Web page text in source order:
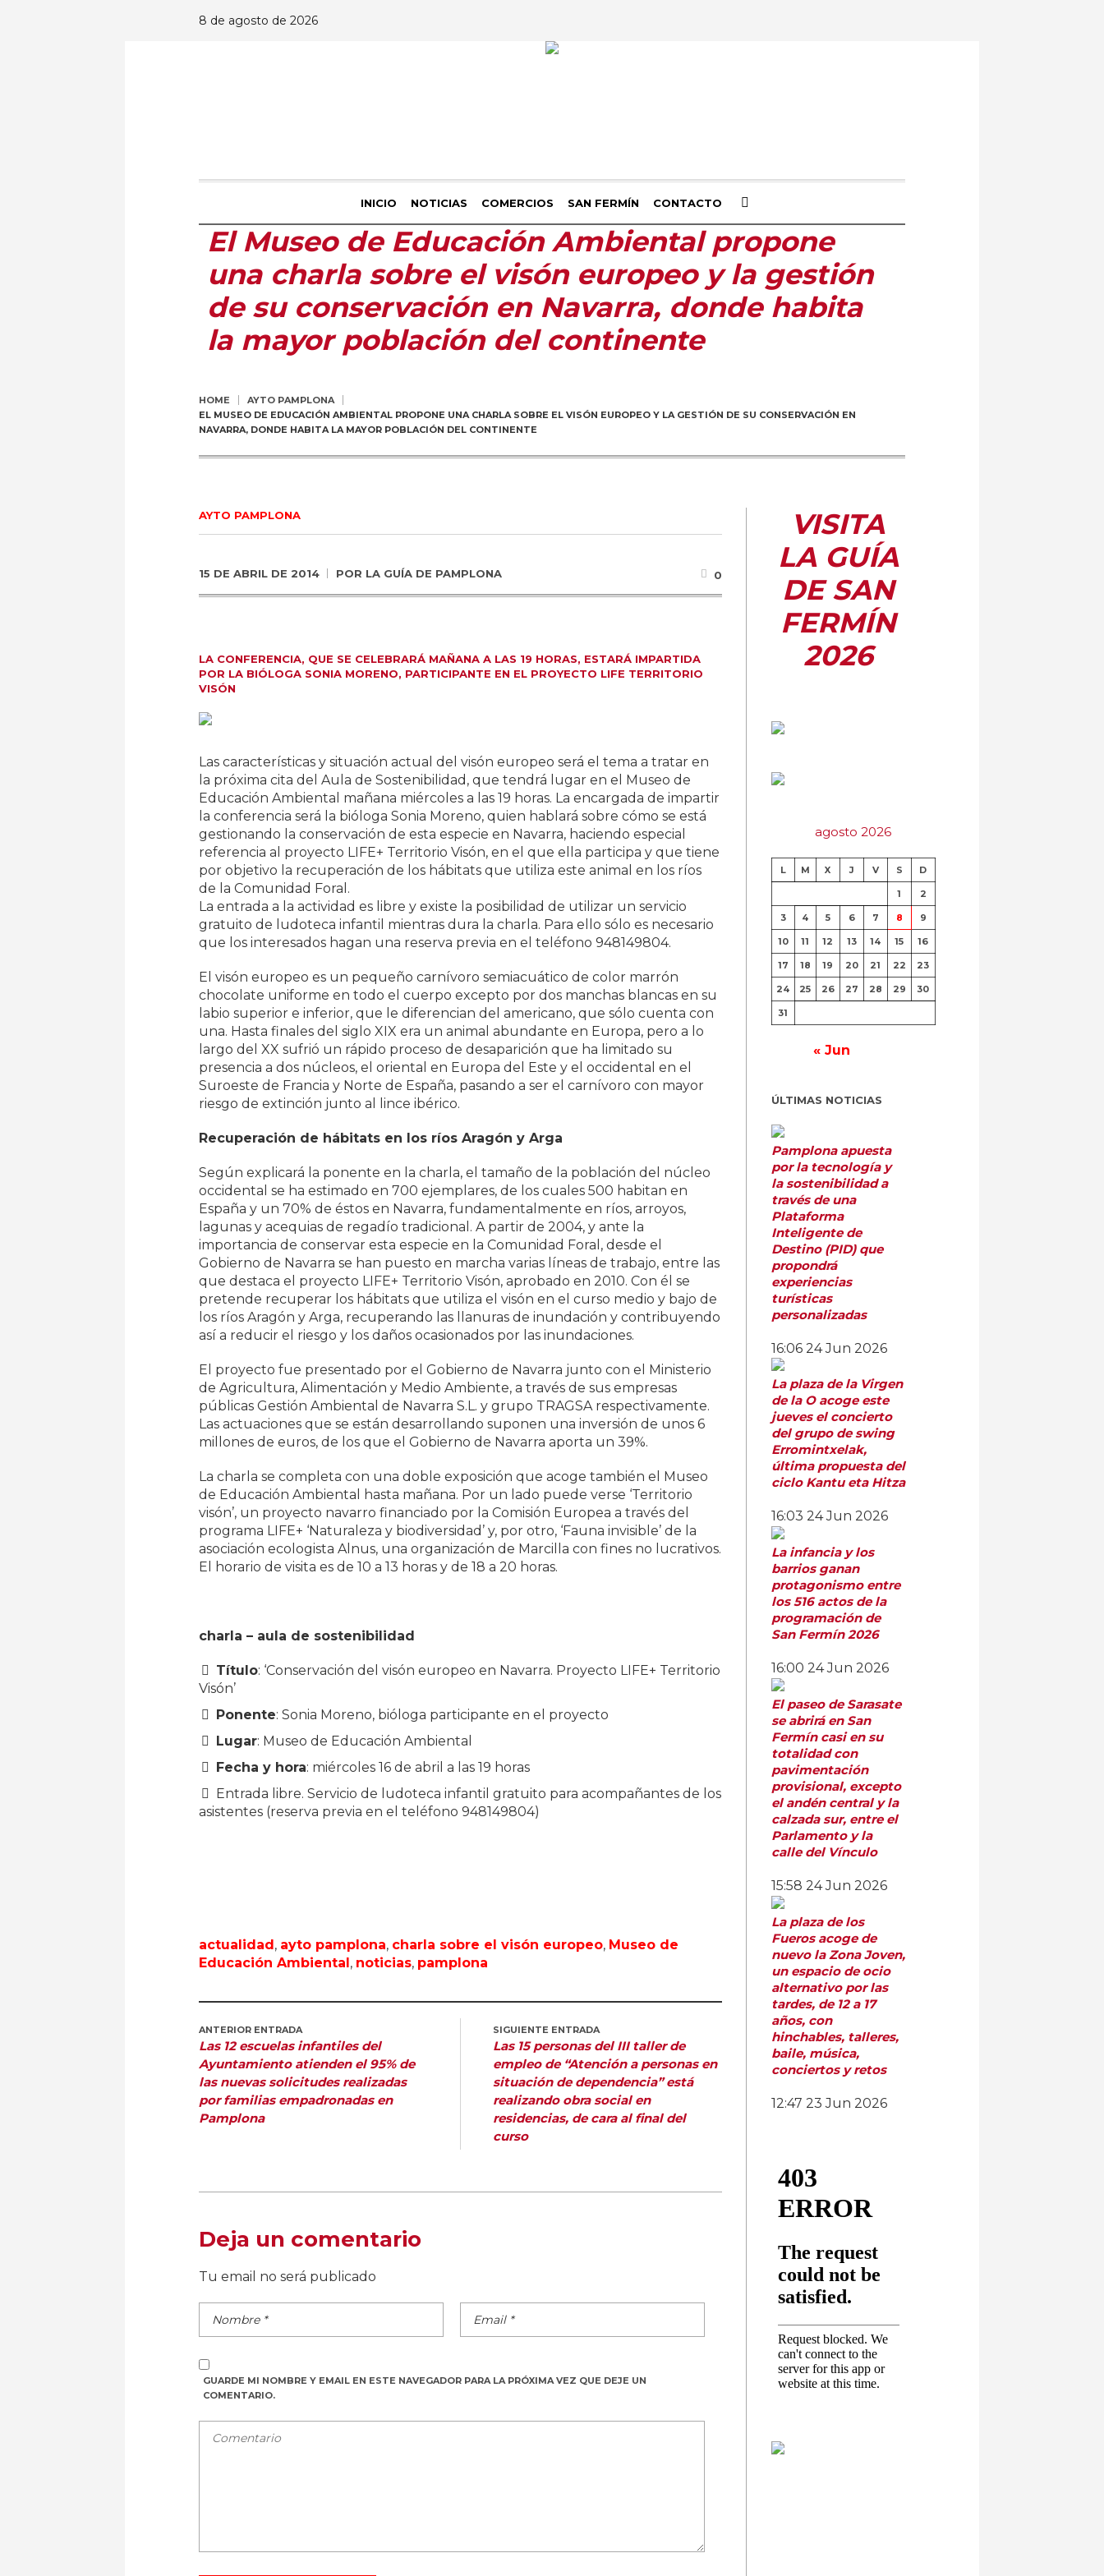
8 de agosto de 2026
INICIO NOTICIAS COMERCIOS SAN FERMÍN CONTACTO
El Museo de Educación Ambiental propone
una charla sobre el visón europeo y la gestión
de su conservación en Navarra, donde habita
la mayor población del continente
HOME
AYTO PAMPLONA
EL MUSEO DE EDUCACIÓN AMBIENTAL PROPONE UNA CHARLA SOBRE EL VISÓN EUROPEO Y LA GESTIÓN DE SU CONSERVACIÓN EN
NAVARRA, DONDE HABITA LA MAYOR POBLACIÓN DEL CONTINENTE
AYTO PAMPLONA
15 DE ABRIL DE 2014 POR LA GUÍA DE PAMPLONA 0
LA CONFERENCIA, QUE SE CELEBRARÁ MAÑANA A LAS 19 HORAS, ESTARÁ IMPARTIDA
POR LA BIÓLOGA SONIA MORENO, PARTICIPANTE EN EL PROYECTO LIFE TERRITORIO
VISÓN
Las características y situación actual del visón europeo será el tema a tratar en
la próxima cita del Aula de Sostenibilidad, que tendrá lugar en el Museo de
Educación Ambiental mañana miércoles a las 19 horas. La encargada de impartir
la conferencia será la bióloga Sonia Moreno, quien hablará sobre cómo se está
gestionando la conservación de esta especie en Navarra, haciendo especial
referencia al proyecto LIFE+ Territorio Visón, en el que ella participa y que tiene
por objetivo la recuperación de los hábitats que utiliza este animal en los ríos
de la Comunidad Foral.
La entrada a la actividad es libre y existe la posibilidad de utilizar un servicio
gratuito de ludoteca infantil mientras dura la charla. Para ello sólo es necesario
que los interesados hagan una reserva previa en el teléfono 948149804.
El visón europeo es un pequeño carnívoro semiacuático de color marrón
chocolate uniforme en todo el cuerpo excepto por dos manchas blancas en su
labio superior e inferior, que le diferencian del americano, que sólo cuenta con
una. Hasta finales del siglo XIX era un animal abundante en Europa, pero a lo
largo del XX sufrió un rápido proceso de desaparición que ha limitado su
presencia a dos núcleos, el oriental en Europa del Este y el occidental en el
Suroeste de Francia y Norte de España, pasando a ser el carnívoro con mayor
riesgo de extinción junto al lince ibérico.
Recuperación de hábitats en los ríos Aragón y Arga
Según explicará la ponente en la charla, el tamaño de la población del núcleo
occidental se ha estimado en 700 ejemplares, de los cuales 500 habitan en
España y un 70% de éstos en Navarra, fundamentalmente en ríos, arroyos,
lagunas y acequias de regadío tradicional. A partir de 2004, y ante la
importancia de conservar esta especie en la Comunidad Foral, desde el
Gobierno de Navarra se han puesto en marcha varias líneas de trabajo, entre las
que destaca el proyecto LIFE+ Territorio Visón, aprobado en 2010. Con él se
pretende recuperar los hábitats que utiliza el visón en el curso medio y bajo de
los ríos Aragón y Arga, recuperando las llanuras de inundación y contribuyendo
así a reducir el riesgo y los daños ocasionados por las inundaciones.
El proyecto fue presentado por el Gobierno de Navarra junto con el Ministerio
de Agricultura, Alimentación y Medio Ambiente, a través de sus empresas
públicas Gestión Ambiental de Navarra S.L. y grupo TRAGSA respectivamente.
Las actuaciones que se están desarrollando suponen una inversión de unos 6
millones de euros, de los que el Gobierno de Navarra aporta un 39%.
La charla se completa con una doble exposición que acoge también el Museo
de Educación Ambiental hasta mañana. Por un lado puede verse ‘Territorio
visón’, un proyecto navarro financiado por la Comisión Europea a través del
programa LIFE+ ‘Naturaleza y biodiversidad’ y, por otro, ‘Fauna invisible’ de la
asociación ecologista Alnus, una organización de Marcilla con fines no lucrativos.
El horario de visita es de 10 a 13 horas y de 18 a 20 horas.
charla – aula de sostenibilidad
Título: ‘Conservación del visón europeo en Navarra. Proyecto LIFE+ Territorio
Visón’
Ponente: Sonia Moreno, bióloga participante en el proyecto
Lugar: Museo de Educación Ambiental
Fecha y hora: miércoles 16 de abril a las 19 horas
Entrada libre. Servicio de ludoteca infantil gratuito para acompañantes de los
asistentes (reserva previa en el teléfono 948149804)
actualidad, ayto pamplona, charla sobre el visón europeo, Museo de
Educación Ambiental, noticias, pamplona
ANTERIOR ENTRADA
Las 12 escuelas infantiles del
Ayuntamiento atienden el 95% de
las nuevas solicitudes realizadas
por familias empadronadas en
Pamplona
SIGUIENTE ENTRADA
Las 15 personas del III taller de
empleo de “Atención a personas en
situación de dependencia” está
realizando obra social en
residencias, de cara al final del
curso
Deja un comentario
Tu email no será publicado
GUARDE MI NOMBRE Y EMAIL EN ESTE NAVEGADOR PARA LA PRÓXIMA VEZ QUE DEJE UN
COMENTARIO.
VISITA
LA GUÍA
DE SAN
FERMÍN
2026
agosto 2026
L M X J V S D
1 2
3 4 5 6 7 8 9
10 11 12 13 14 15 16
17 18 19 20 21 22 23
24 25 26 27 28 29 30
31
« Jun
ÚLTIMAS NOTICIAS
Pamplona apuesta
por la tecnología y
la sostenibilidad a
través de una
Plataforma
Inteligente de
Destino (PID) que
propondrá
experiencias
turísticas
personalizadas
16:06 24 Jun 2026
La plaza de la Virgen
de la O acoge este
jueves el concierto
del grupo de swing
Erromintxelak,
última propuesta del
ciclo Kantu eta Hitza
16:03 24 Jun 2026
La infancia y los
barrios ganan
protagonismo entre
los 516 actos de la
programación de
San Fermín 2026
16:00 24 Jun 2026
El paseo de Sarasate
se abrirá en San
Fermín casi en su
totalidad con
pavimentación
provisional, excepto
el andén central y la
calzada sur, entre el
Parlamento y la
calle del Vínculo
15:58 24 Jun 2026
La plaza de los
Fueros acoge de
nuevo la Zona Joven,
un espacio de ocio
alternativo por las
tardes, de 12 a 17
años, con
hinchables, talleres,
baile, música,
conciertos y retos
12:47 23 Jun 2026